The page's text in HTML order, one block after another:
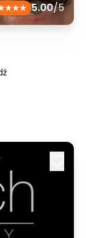
5.00/5